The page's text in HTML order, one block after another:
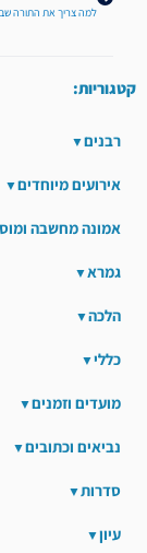
קטגוריות:
רבנים
אירועים מיוחדים
אמונה מחשבה
גמרא
הלכה
כללי
מועדים וזמנים
נביאים וכתובים
סדרות
עיון